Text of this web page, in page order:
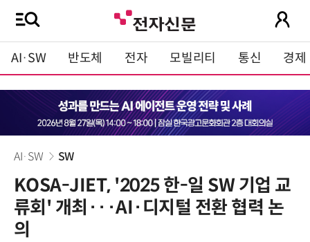
AI·SW 반도체 전자 모빌리티 통신 경제
AI·SW SW
KOSA-JIET, '2025 한-일 SW 기업 교
류회' 개최···AI·디지털 전환 협력 논
의